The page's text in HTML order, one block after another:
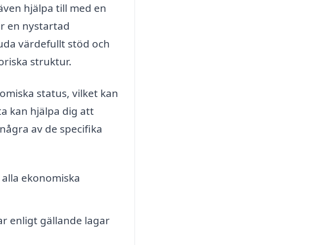
hjälpa till med en
en nystartad
värdefullt stöd och
struktur.
status, vilket kan
kan hjälpa dig att
av de specifika
ekonomiska
enligt gällande lagar